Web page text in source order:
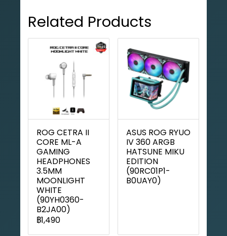
Related Products
ROG CETRA II
CORE ML-A
GAMING
HEADPHONES
3.5MM
MOONLIGHT
WHITE
(90YH0360-
B2JA00)
฿1,490
ASUS ROG RYUO
IV 360 ARGB
HATSUNE MIKU
EDITION
(90RC01P1-
B0UAY0)